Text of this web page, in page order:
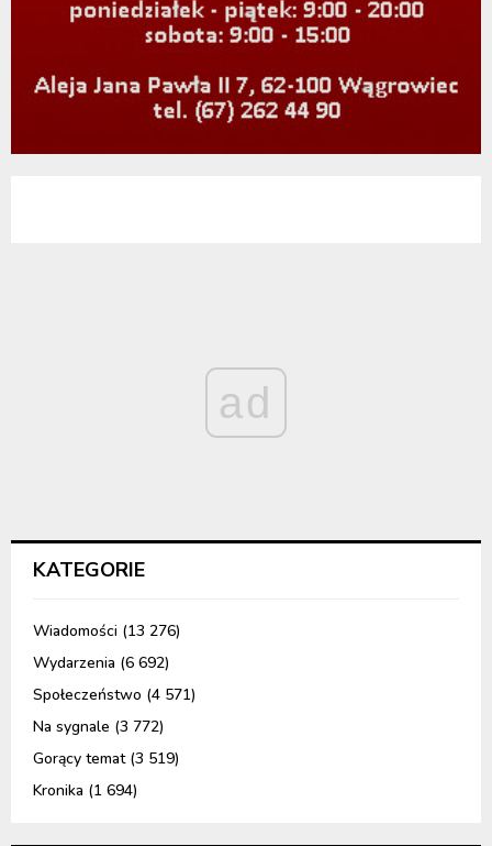
ad
KATEGORIE
Wiadomości (13 276)
Wydarzenia (6 692)
Społeczeństwo (4 571)
Na sygnale (3 772)
Gorący temat(3 519)
Kronika (1 694)